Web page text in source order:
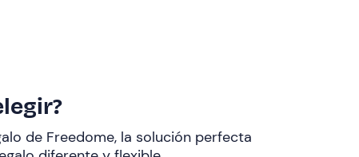
de Freedome, la solución perfecta